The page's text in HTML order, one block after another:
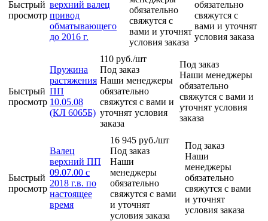
Быстрый
просмотр
верхний валец
привод
обматывающего
до 2016 г.
обязательно
свяжутся с
вами и уточнят
условия заказа
обязательно
свяжутся с
вами и уточнят
условия заказа
Быстрый
просмотр
Пружина
растяжения
ПП
10.05.08
(КЛ 6065Б)
110 руб./шт
Под заказ
Наши менеджеры
обязательно
свяжутся с вами и
уточнят условия
заказа
Под заказ
Наши менеджеры
обязательно
свяжутся с вами и
уточнят условия
заказа
Быстрый
просмотр
Валец
верхний ПП
09.07.00 с
2018 г.в. по
настоящее
время
16 945 руб./шт
Под заказ
Наши
менеджеры
обязательно
свяжутся с вами
и уточнят
условия заказа
Под заказ
Наши
менеджеры
обязательно
свяжутся с вами
и уточнят
условия заказа